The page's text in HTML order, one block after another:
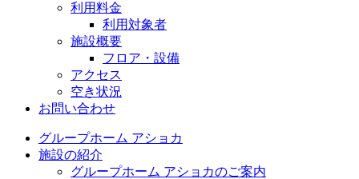
利用料金
利用対象者
施設概要
フロア・設備
アクセス
空き状況
お問い合わせ
グループホーム アショカ
施設の紹介
グループホーム アショカのご案内